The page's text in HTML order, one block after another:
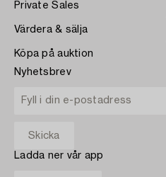
Private Sales
Värdera & sälja
Köpa på auktion
Nyhetsbrev
Ladda ner vår app